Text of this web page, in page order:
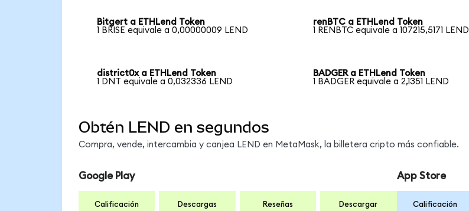
Bitgert a ETHLend Token
1 BRISE equivale a 0,00000009 LEND
renBTC a ETHLend Token
1 RENBTC equivale a 107215,5171 LEND
district0x a ETHLend Token
1 DNT equivale a 0,032336 LEND
BADGER a ETHLend Token
1 BADGER equivale a 2,1351 LEND
Obtén LEND en segundos
Compra, vende, intercambia y canjea LEND en MetaMask, la billetera cripto más confiable.
Google Play
Calificación Descargas Reseñas Descargar
App Store
Calificación